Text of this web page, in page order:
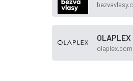
OLAPLEX
olaplex.com